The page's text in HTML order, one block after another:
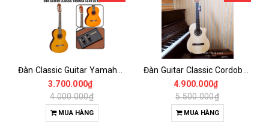
3.700.000₫
4.000.000₫
MUA HÀNG
4.900.000₫
5.500.000₫
MUA HÀNG